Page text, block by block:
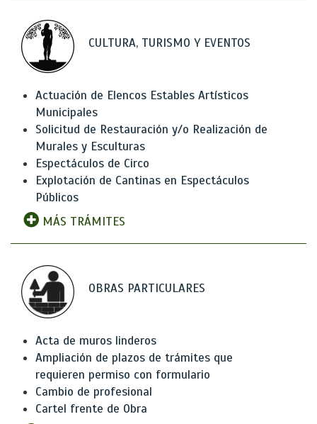
CULTURA, TURISMO Y EVENTOS
Actuación de Elencos Estables Artísticos
Municipales
Solicitud de Restauración y/o Realización de
Murales y Esculturas
Espectáculos de Circo
Explotación de Cantinas en Espectáculos
Públicos
MÁS TRÁMITES
OBRAS PARTICULARES
Acta de muros linderos
Ampliación de plazos de trámites que
requieren permiso con formulario
Cambio de profesional
Cartel frente de Obra